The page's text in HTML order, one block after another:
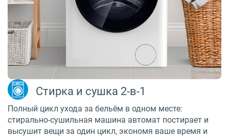
Стирка и сушка 2-в-1
Полный цикл ухода за бельём в одном месте:
стирально-сушильная машина автомат постирает и
высушит вещи за один цикл, экономя ваше время и